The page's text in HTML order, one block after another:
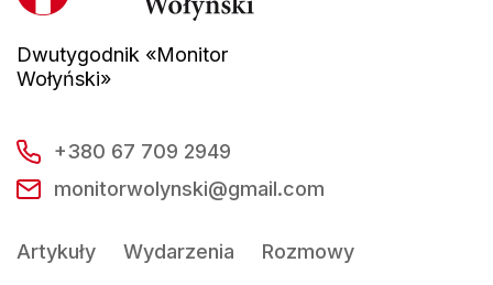
Dwutygodnik «Monitor
Wołyński»
+380 67 709 2949
monitorwolynski@gmail.com
Artykuły Wydarzenia
Rozmowy